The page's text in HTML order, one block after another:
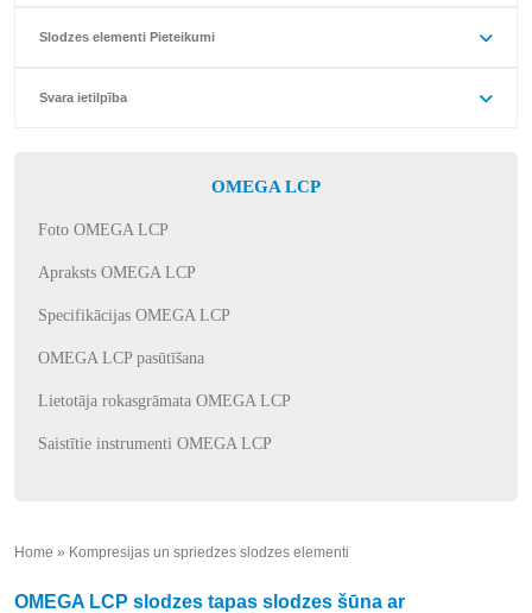
Slodzes elementi Pieteikumi
Svara ietilpība
OMEGA LCP
Foto OMEGA LCP
Apraksts OMEGA LCP
Specifikācijas OMEGA LCP
OMEGA LCP pasūtīšana
Lietotāja rokasgrāmata OMEGA LCP
Saistītie instrumenti OMEGA LCP
Home » Kompresijas un spriedzes slodzes elementi
OMEGA LCP slodzes tapas slodzes šūna ar